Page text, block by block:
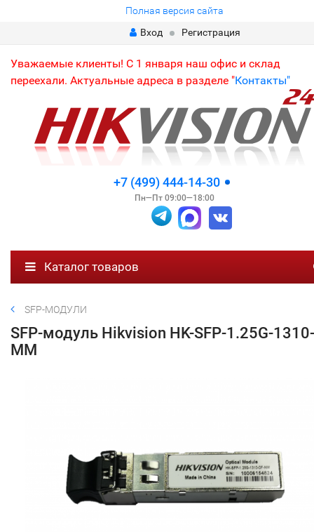
Полная версия сайта
Вход
Регистрация
Уважаемые клиенты! С 1 января наш офис и склад
переехали. Актуальные адреса в разделе "Контакты"
+7 (499) 444-14-30
Пн—Пт 09:00—18:00
Каталог товаров
SFP-МОДУЛИ
SFP-модуль Hikvision HK-SFP-1.25G-
MM